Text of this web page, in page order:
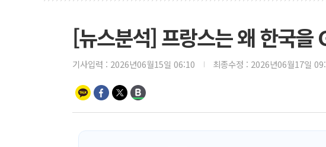
[뉴스분석] 프랑스는 왜 한국을
기사입력 : 2026년06월15일 06:10 최종수정 : 2026년06월17일